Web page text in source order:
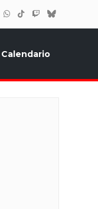
Calendario